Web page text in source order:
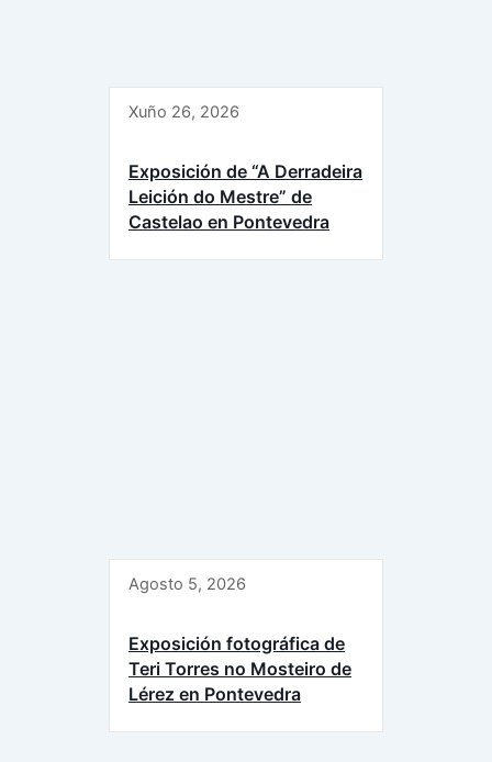
Xuño 26, 2026
Exposición de “A Derradeira
Leición do Mestre” de
Castelao en Pontevedra
Agosto 5, 2026
Exposición fotográfica de
Teri Torres no Mosteiro de
Lérez en Pontevedra